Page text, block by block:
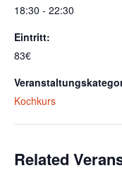
18:30 - 22:30
Eintritt:
83€
Kochkurs
Related